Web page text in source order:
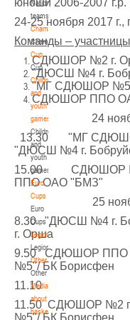
National
teams
Championship
Championship
Cup
Cup
Children
and
youth
games
Children
and
youth
games
Euro
Cups
Euro
Cups
Legionaries
Legionaries
Other
Other
Media
about
basketball
IV тур – девушки 2012-2013
Б.Хмельницкого, 118а
III тур – юноши 2010-2011 гг.р.,
Молодечно, ул. Великий
IV тур – девушки 2014-2015
Снежкова, 16
III тур – девушки 2014-2015
ул. 30 лет Победы, 1А
24-25 ноября 2017 г.,
Команды –
СДЮШОР №2 г.
"ДЮСШ №4 г.
"МГ СДЮШОР
СДЮШОР ППО
24
13.30 "МГ
"ДЮСШ №4 г.
15.00 СДЮШОР
ППО ОАО "БМЗ"
25
8.30 "ДЮСШ №4
г. Орша
9.50 СДЮШОР
№5"/ БК Борисфен
11.10
11.50 СДЮШОР
№5"/ БК Борисфен